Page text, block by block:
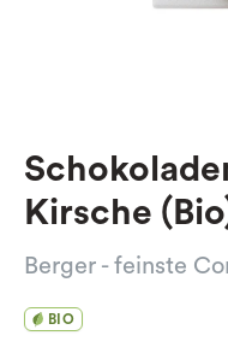
Kirsche
Berger - feinste
BIO